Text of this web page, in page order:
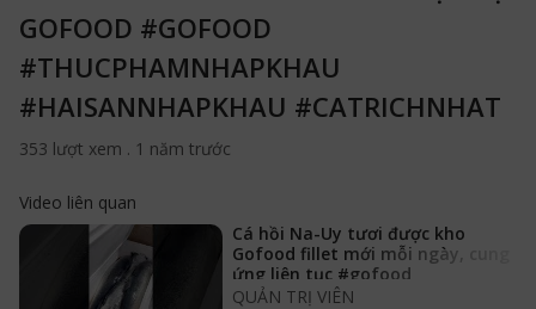
GOFOOD #GOFOOD
#THUCPHAMNHAPKHAU
#HAISANNHAPKHAU #CATRICHNHAT
353 lượt xem . 1 năm trước
Video liên quan
Cá hồi Na-Uy tươi được kho
Gofood fillet mới mỗi ngày, cung
ứng liên tục #gofood
#thucphamnhapkhau
QUẢN TRỊ VIÊN